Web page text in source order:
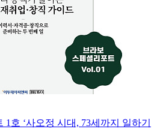
1호 ‘사오정 시대, 73세까지 일하기